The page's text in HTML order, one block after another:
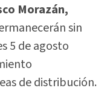
Morazán,
sin
5 de agosto
de distribución.